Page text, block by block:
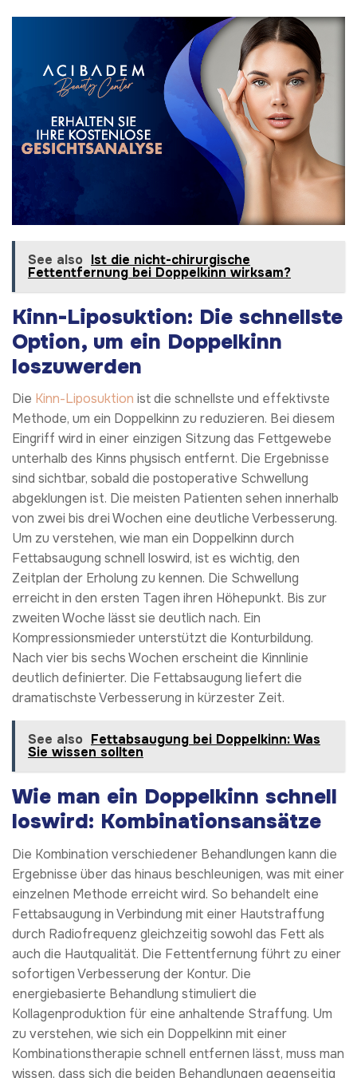
See also Ist die nicht-chirurgische
Fettentfernung bei Doppelkinn wirksam?
Kinn-Liposuktion: Die schnellste
Option, um ein Doppelkinn
loszuwerden
Die Kinn-Liposuktion ist die schnellste und effektivste
Methode, um ein Doppelkinn zu reduzieren. Bei diesem
Eingriff wird in einer einzigen Sitzung das Fettgewebe
unterhalb des Kinns physisch entfernt. Die Ergebnisse
sind sichtbar, sobald die postoperative Schwellung
abgeklungen ist. Die meisten Patienten sehen innerhalb
von zwei bis drei Wochen eine deutliche Verbesserung.
Um zu verstehen, wie man ein Doppelkinn durch
Fettabsaugung schnell loswird, ist es wichtig, den
Zeitplan der Erholung zu kennen. Die Schwellung
erreicht in den ersten Tagen ihren Höhepunkt. Bis zur
zweiten Woche lässt sie deutlich nach. Ein
Kompressionsmieder unterstützt die Konturbildung.
Nach vier bis sechs Wochen erscheint die Kinnlinie
deutlich definierter. Die Fettabsaugung liefert die
dramatischste Verbesserung in kürzester Zeit.
See also Fettabsaugung bei Doppelkinn: Was
Sie wissen sollten
Wie man ein Doppelkinn schnell
loswird: Kombinationsansätze
Die Kombination verschiedener Behandlungen kann die
Ergebnisse über das hinaus beschleunigen, was mit einer
einzelnen Methode erreicht wird. So behandelt eine
Fettabsaugung in Verbindung mit einer Hautstraffung
durch Radiofrequenz gleichzeitig sowohl das Fett als
auch die Hautqualität. Die Fettentfernung führt zu einer
sofortigen Verbesserung der Kontur. Die
energiebasierte Behandlung stimuliert die
Kollagenproduktion für eine anhaltende Straffung. Um
zu verstehen, wie sich ein Doppelkinn mit einer
Kombinationstherapie schnell entfernen lässt, muss man
wissen, dass sich die beiden Behandlungen gegenseitig